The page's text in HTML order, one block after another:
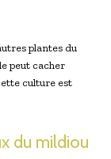
plantes du
peut cacher
culture est
du mildiou